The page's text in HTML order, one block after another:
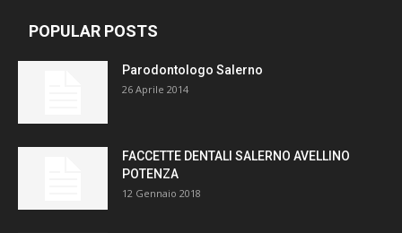
POPULAR POSTS
Parodontologo Salerno
26 Aprile 2014
FACCETTE DENTALI SALERNO AVELLINO
POTENZA
12 Gennaio 2018